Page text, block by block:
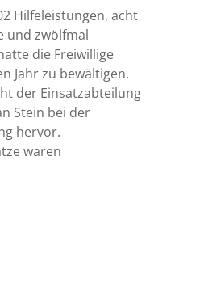
Hilfeleistungen, acht
und zwölfmal
die Freiwillige
Jahr zu bewältigen.
der Einsatzabteilung
Stein bei der
hervor.
waren